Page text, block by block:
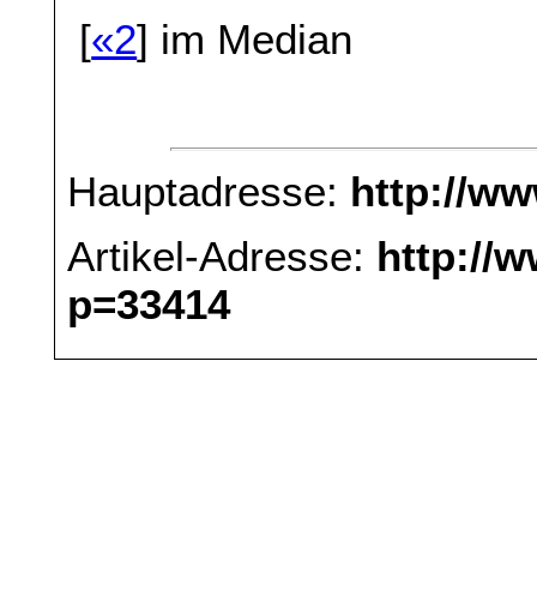
[«2] im Median
Hauptadresse: http://
Artikel-Adresse: http://
p=33414